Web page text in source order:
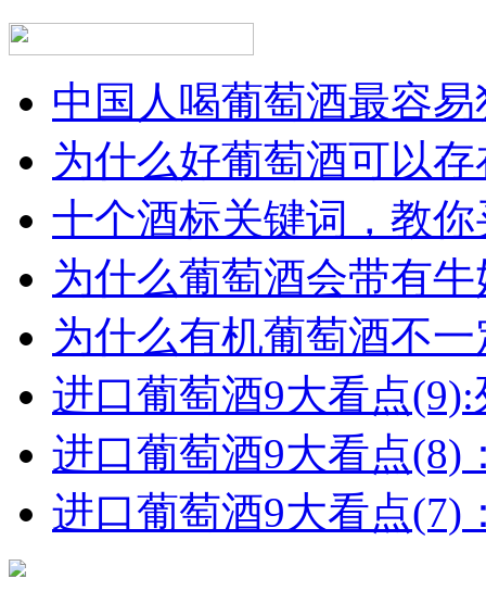
中国人喝葡萄酒最容
为什么好葡萄酒可以
十个酒标关键词，教
为什么葡萄酒会带有
为什么有机葡萄酒不
进口葡萄酒9大看点(9):
进口葡萄酒9大看点(8)
进口葡萄酒9大看点(7)